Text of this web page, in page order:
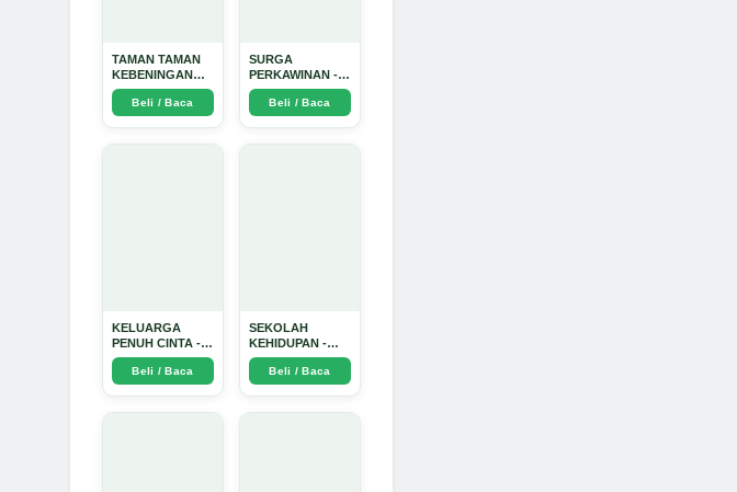
TAMAN TAMAN
KEBENINGAN
HATI - Arda
DinataBeli / Baca
SURGA
PERKAWINAN -
Arda Dinata
Beli / Baca
KELUARGA
PENUH CINTA -
Arda Dinata
Beli / Baca
SEKOLAH
KEHIDUPAN -
Arda Dinata
Beli / Baca